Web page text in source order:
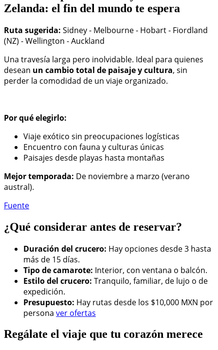
Zelanda: el fin del mundo te espera
Ruta sugerida: Sidney - Melbourne - Hobart - Fiordland
(NZ) - Wellington - Auckland
Una travesía larga pero inolvidable. Ideal para quienes
desean un cambio total de paisaje y cultura, sin
perder la comodidad de un viaje organizado.
Por qué elegirlo:
Viaje exótico sin preocupaciones logísticas
Encuentro con fauna y culturas únicas
Paisajes desde playas hasta montañas
Mejor temporada: De noviembre a marzo (verano
austral).
Fuente
¿Qué considerar antes de reservar?
Duración del crucero: Hay opciones desde 3 hasta
más de 15 días.
Tipo de camarote: Interior, con ventana o balcón.
Estilo del crucero: Tranquilo, familiar, de lujo o de
expedición.
Presupuesto: Hay rutas desde los $10,000 MXN por
persona ver ofertas
Regálate el viaje que tu corazón merece